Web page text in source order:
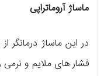
ماساژ آروماتراپی
در این ماساژ درمانگر
فشار های ملایم و نرمی